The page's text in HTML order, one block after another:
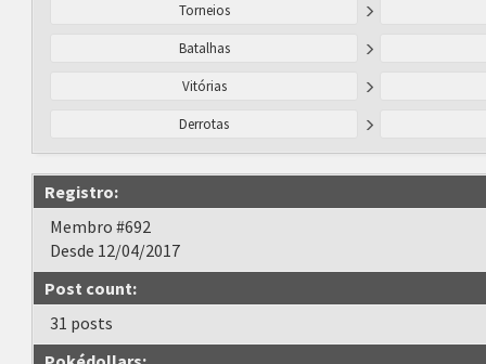
Torneios
Batalhas
Vitórias
Derrotas
Registro:
Membro #692
Desde 12/04/2017
Post count:
31 posts